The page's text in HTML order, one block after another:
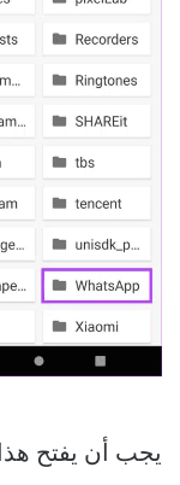
يجب أن يفتح هذا